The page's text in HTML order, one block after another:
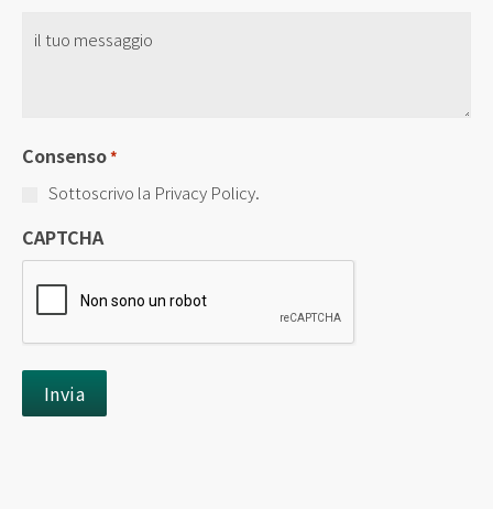
Titolo
Consenso*
Sottoscrivo la Privacy Policy.
CAPTCHA